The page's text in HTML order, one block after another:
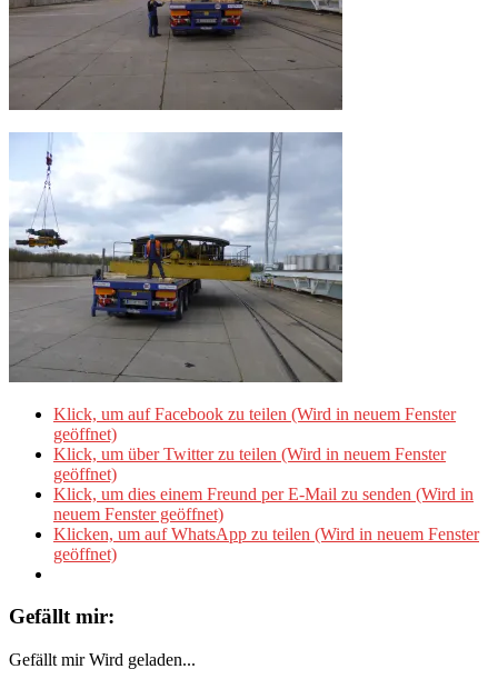
Klick, um auf Facebook zu teilen (Wird in neuem Fenster
geöffnet)
Klick, um über Twitter zu teilen (Wird in neuem Fenster
geöffnet)
Klick, um dies einem Freund per E-Mail zu senden (Wird in
neuem Fenster geöffnet)
Klicken, um auf WhatsApp zu teilen (Wird in neuem Fenster
geöffnet)
Gefällt mir:
Gefällt mir Wird geladen...